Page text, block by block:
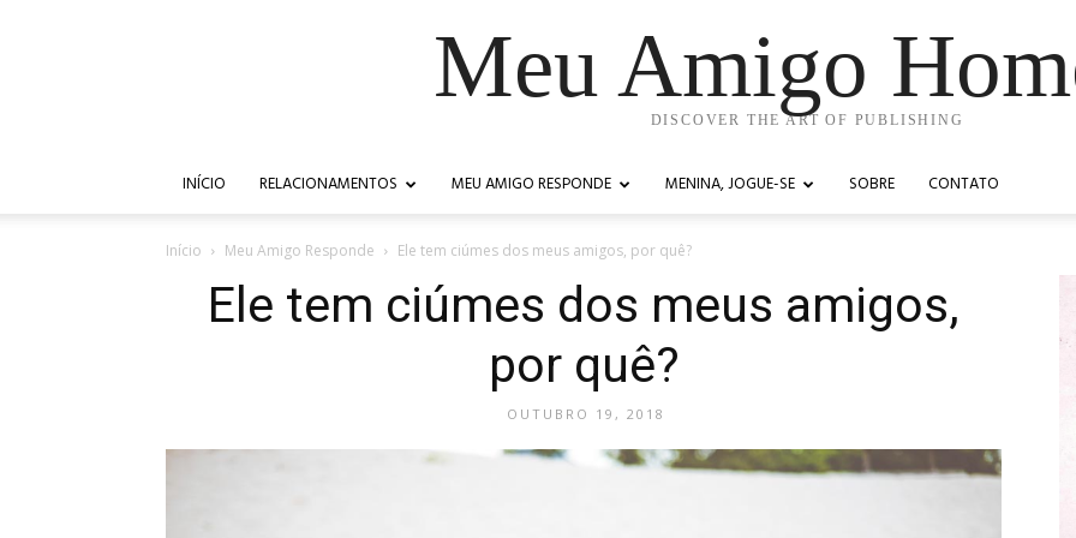
Meu Amigo
DISCOVER THE ART OF PUBLISHING
INÍCIO RELACIONAMENTOS MEU AMIGO RESPONDE MENINA, JOGUE-SE SOBRE CONTATO
Início Meu Amigo Responde Ele tem ciúmes dos meus amigos, por quê?
Ele tem ciúmes dos meus amigos,
por quê?
OUTUBRO 19, 2018